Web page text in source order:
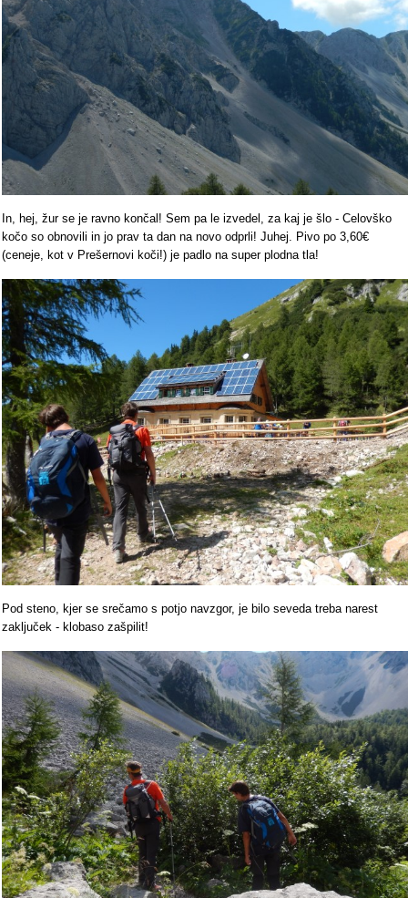
In, hej, žur se je ravno končal! Sem pa le izvedel, za kaj je šlo - Celovško
kočo so obnovili in jo prav ta dan na novo odprli! Juhej. Pivo po 3,60€
(ceneje, kot v Prešernovi koči!) je padlo na super plodna tla!
Pod steno, kjer se srečamo s potjo navzgor, je bilo seveda treba narest
zaključek - klobaso zašpilit!